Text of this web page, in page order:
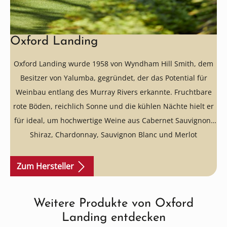
Oxford Landing
Oxford Landing wurde 1958 von Wyndham Hill Smith, dem
Besitzer von Yalumba, gegründet, der das Potential für
Weinbau entlang des Murray Rivers erkannte. Fruchtbare
rote Böden, reichlich Sonne und die kühlen Nächte hielt er
für ideal, um hochwertige Weine aus Cabernet Sauvignon,
Shiraz, Chardonnay, Sauvignon Blanc und Merlot
Weingut und trotz der Größe wird jede Parzelle separat
bearbeitet und ausgebaut, um ihre Individualität
aus den Weinbergen verwendet, so wenig wie möglich in die
Weinbereitung eingegriffen und mit Reserveweinen
Zum Hersteller
Produktgalerie überspringen
Weitere Produkte von Oxford
Landing entdecken